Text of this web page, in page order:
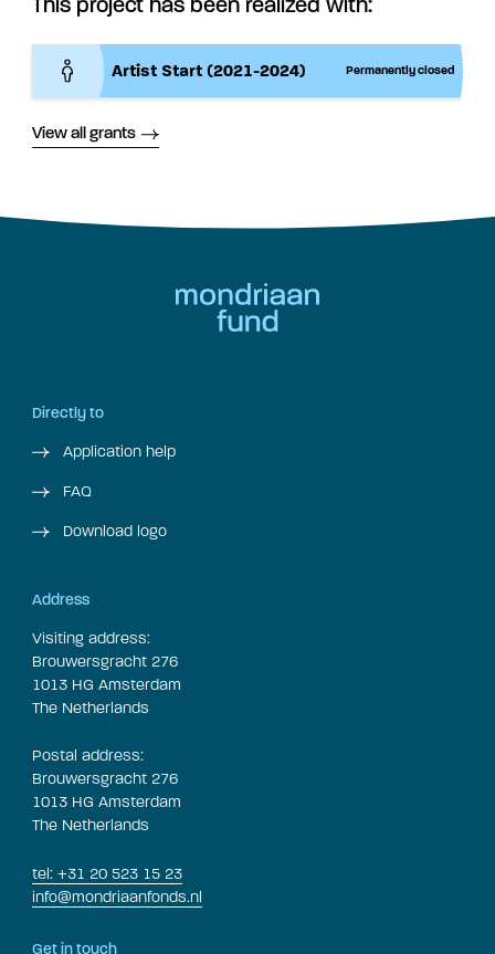
This project has been realized with:
Artist Start (2021-2024) Permanently closed
View all grants
Directly to
Application help
FAQ
Download logo
Address
Visiting address:
Brouwersgracht 276
1013 HG Amsterdam
The Netherlands
Postal address:
Brouwersgracht 276
1013 HG Amsterdam
The Netherlands
tel: +31 20 523 15 23
info@mondriaanfonds.nl
Get in touch